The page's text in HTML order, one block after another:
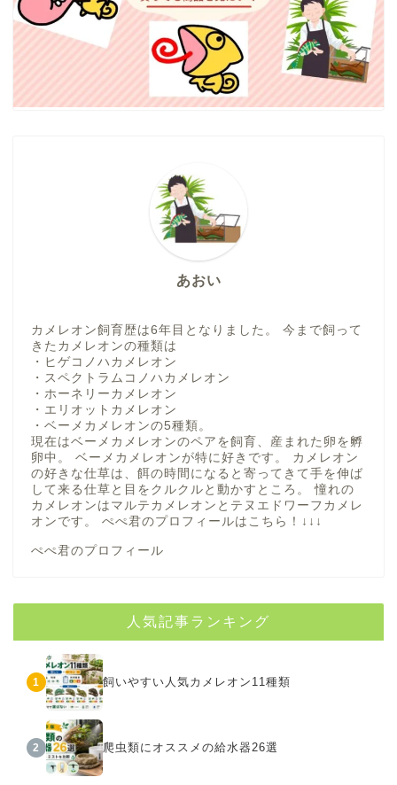
あおい
カメレオン飼育歴は6年目となりました。 今まで飼って
きたカメレオンの種類は
・ヒゲコノハカメレオン
・スペクトラムコノハカメレオン
・ホーネリーカメレオン
・エリオットカメレオン
・ベーメカメレオンの5種類。
現在はベーメカメレオンのペアを飼育、産まれた卵を孵
卵中。 ベーメカメレオンが特に好きです。 カメレオン
の好きな仕草は、餌の時間になると寄ってきて手を伸ば
して来る仕草と目をクルクルと動かすところ。 憧れの
カメレオンはマルテカメレオンとテヌエドワーフカメレ
オンです。 ぺぺ君のプロフィールは こちら！ ↓↓↓
ぺぺ君のプロフィール
人気記事ランキング
1 飼いやすい人気カメレオン11種類
2 爬虫類にオススメの給水器26選